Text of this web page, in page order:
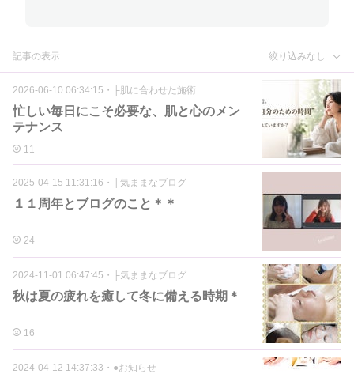
記事の表示 絞り込みなし
2026-06-10 06:34:15 ・ ├肌に合わせた施術
忙しい毎日にこそ必要な、肌と心のメン
テナンス
11
2025-04-15 11:31:16 ・ ├気ままなブログ
１１周年とブログのこと＊＊
24
2024-11-01 06:47:45 ・ ├気ままなブログ
秋は夏の疲れを癒して冬に備える時期＊
16
2024-04-12 14:37:33 ・ ●お知らせ